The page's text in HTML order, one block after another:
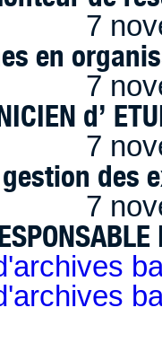
7
en
7
d’
7
des
7